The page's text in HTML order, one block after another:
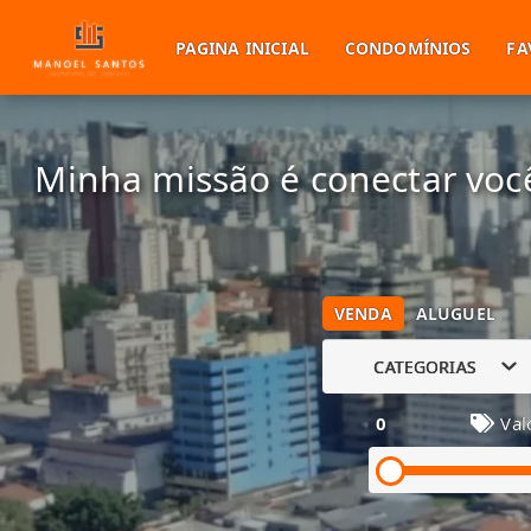
PAGINA INICIAL CONDOMÍNIOS
Minha missão é conectar
VENDA ALUGUEL
CATEGORIAS
0